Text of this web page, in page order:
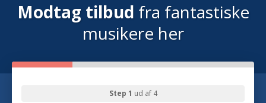
Modtag tilbud fra fantastiske
musikere her
Step 1 ud af 4